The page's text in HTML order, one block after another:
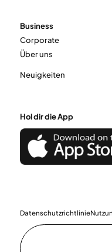
Business
Corporate
Über uns
Neuigkeiten
Hol dir die App
Datenschutzrichtlinie